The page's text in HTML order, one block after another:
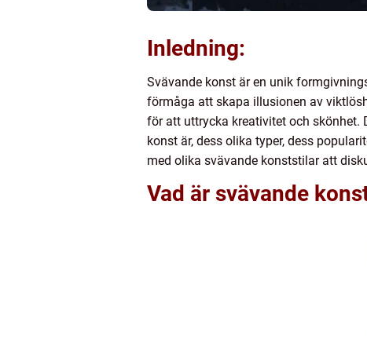
Inledning:
Svävande konst är en unik
förmåga att skapa illusionen av
för att uttrycka kreativitet och skönhet.
konst är, dess olika typer, dess
med olika svävande konststilar att
Vad är svävande